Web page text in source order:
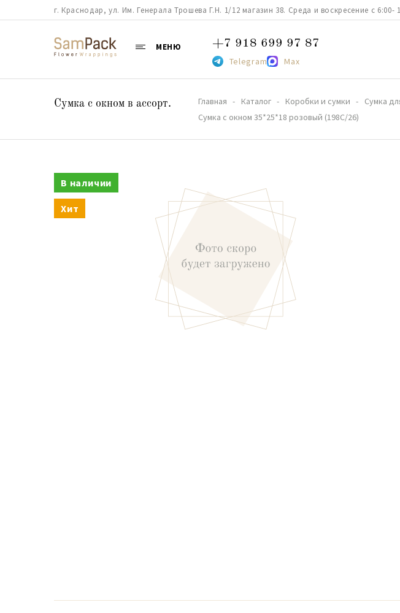
г. Краснодар, ул. Им. Генерала Трошева Г.Н. 1/12 магазин 38. Среда и воскресение с 6:00-
МЕНЮ +7 918 699 97 87
Telegram Max
Сумка с окном в ассорт. Главная Каталог Коробки и сумки Сумка
Сумка с окном 35*25*18 розовый (198C/26)
В наличии
Хит